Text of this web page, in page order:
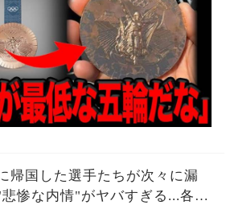
帰国した選手たちが次々に漏
惨な内情"がヤバすぎる...各国